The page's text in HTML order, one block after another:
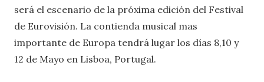
será el escenario de la próxima edición del Festival
de Eurovisión. La contienda musical mas
importante de Europa tendrá lugar los días 8,10 y
12 de Mayo en Lisboa, Portugal.